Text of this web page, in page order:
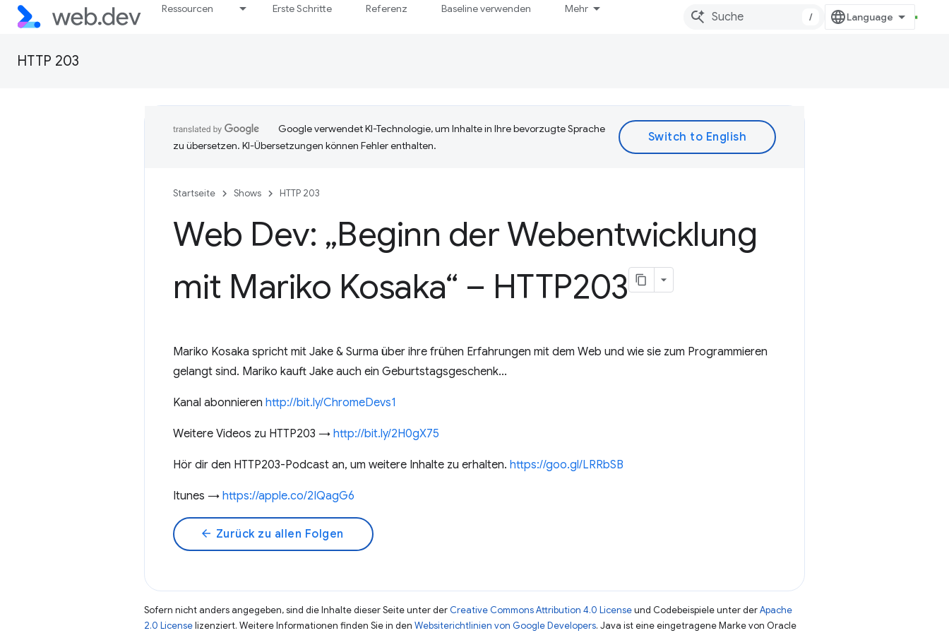
Ressourcen Erste Schritte Referenz Baseline verwenden Mehr
/
HTTP 203
Google verwendet KI-Technologie, um Inhalte in Ihre bevorzugte Sprache
zu übersetzen. KI-Übersetzungen können Fehler enthalten.
Startseite Shows HTTP 203
Web Dev: „Beginn der Webentwicklung
mit Mariko Kosaka“ – HTTP203
Mariko Kosaka spricht mit Jake & Surma über ihre frühen Erfahrungen mit dem Web und wie sie zum Programmieren
gelangt sind. Mariko kauft Jake auch ein Geburtstagsgeschenk...
Kanal abonnieren http://bit.ly/ChromeDevs1
Weitere Videos zu HTTP203 → http://bit.ly/2H0gX75
Hör dir den HTTP203-Podcast an, um weitere Inhalte zu erhalten. https://goo.gl/LRRbSB
Itunes → https://apple.co/2IQagG6
arrow_back Zurück zu allen Folgen
Sofern nicht anders angegeben, sind die Inhalte dieser Seite unter der Creative Commons Attribution 4.0 Licenseund Codebeispiele unter derApache
2.0 Licenselizenziert. Weitere Informationen finden Sie in den Websiterichtlinien von Google Developers. Java ist eine eingetragene Marke von Oracle